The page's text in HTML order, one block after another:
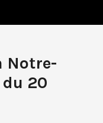
Notre-
du 20